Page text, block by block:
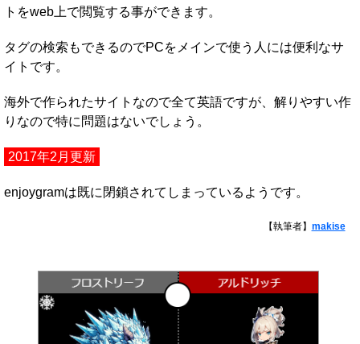
トをweb上で閲覧する事ができます。
タグの検索もできるのでPCをメインで使う人には便利なサ
イトです。
海外で作られたサイトなので全て英語ですが、解りやすい作
りなので特に問題はないでしょう。
2017年2月更新
enjoygramは既に閉鎖されてしまっているようです。
【執筆者】 makise